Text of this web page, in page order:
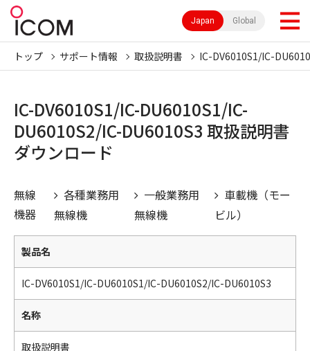
Japan Global
トップ サポート情報 取扱説明書 IC-DV6010S1/IC-
IC-DV6010S1/IC-DU6010S1/IC-
DU6010S2/IC-DU6010S3 取扱説明書
ダウンロード
無線
機器
各種業務用
無線機
一般業務用
無線機
車載機（モー
ビル）
製品名
IC-DV6010S1/IC-DU6010S1/IC-DU6010S2/IC-DU6010S3
名称
取扱説明書